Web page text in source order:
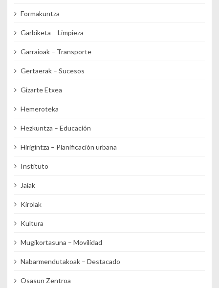
Formakuntza
Garbiketa – Limpieza
Garraioak – Transporte
Gertaerak – Sucesos
Gizarte Etxea
Hemeroteka
Hezkuntza – Educación
Hirigintza – Planificación urbana
Instituto
Jaiak
Kirolak
Kultura
Mugikortasuna – Movilidad
Nabarmendutakoak – Destacado
Osasun Zentroa